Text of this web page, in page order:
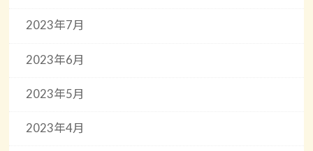
2023年7月
2023年6月
2023年5月
2023年4月